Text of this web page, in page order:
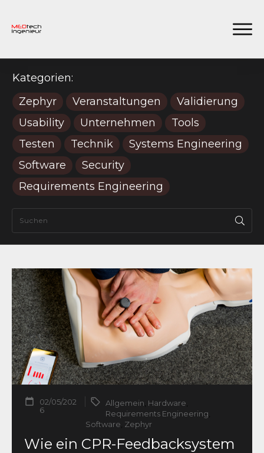
Kategorien:
Zephyr
Veranstaltungen
Validierung
Usability
Unternehmen
Tools
Testen
Technik
Systems Engineering
Software
Security
Requirements Engineering
02/05/202
6
Allgemein Hardware
Requirements Engineering
Software Zephyr
Wie ein CPR-Feedbacksystem